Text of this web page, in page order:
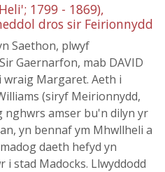
1799 - 1869),
dros sir Feirionnydd
Saethon, plwyf
Gaernarfon, mab DAVID
wraig Margaret. Aeth i
(siryf Meirionnydd,
nghwrs amser bu'n dilyn yr
yn bennaf ym Mhwllheli a
daeth hefyd yn
stad Madocks. Llwyddodd